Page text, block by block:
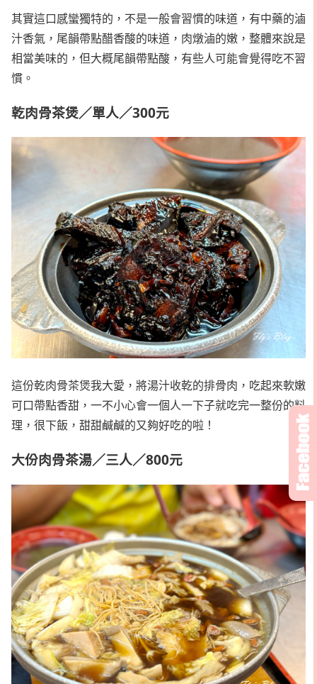
其實這口感蠻獨特的，不是一般會習慣的味道，有中藥的滷
汁香氣，尾韻帶點醋香酸的味道，肉燉滷的嫩，整體來說是
相當美味的，但大概尾韻帶點酸，有些人可能會覺得吃不習
慣。
乾肉骨茶煲／單人／300元
這份乾肉骨茶煲我大愛，將湯汁收乾的排骨肉，吃起來軟嫩
可口帶點香甜，一不小心會一個人一下子就吃完一整份的料
理，很下飯，甜甜鹹鹹的又夠好吃的啦！
大份肉骨茶湯／三人／800元